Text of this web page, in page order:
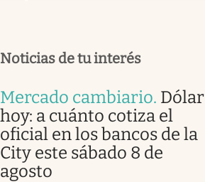
Noticias de tu interés
Mercado cambiario. Dólar
hoy: a cuánto cotiza el
oficial en los bancos de la
City este sábado 8 de
agosto